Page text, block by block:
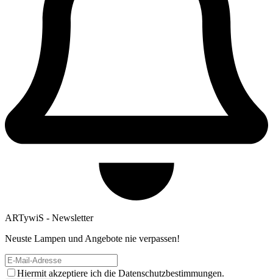
ARTywiS - Newsletter
Neuste Lampen und Angebote nie verpassen!
Hiermit akzeptiere ich die Datenschutzbestimmungen.